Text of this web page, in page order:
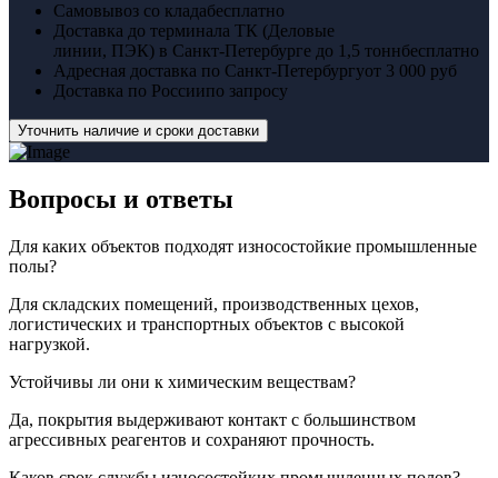
Самовывоз со кладабесплатно
Доставка до терминала ТК (Деловые
линии, ПЭК) в Санкт-Петербурге до 1,5 тоннбесплатно
Адресная доставка по Санкт-Петербургуот 3 000 руб
Доставка по Россиипо запросу
Уточнить наличие и сроки доставки
Вопросы и ответы
Для каких объектов подходят износостойкие промышленные
полы?
Для складских помещений, производственных цехов,
логистических и транспортных объектов с высокой
нагрузкой.
Устойчивы ли они к химическим веществам?
Да, покрытия выдерживают контакт с большинством
агрессивных реагентов и сохраняют прочность.